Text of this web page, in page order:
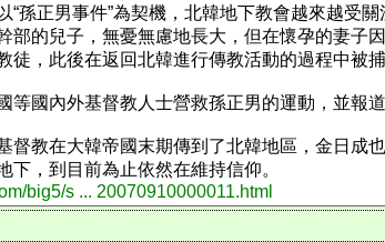
“孫正男事件”為契機，北韓地下教會越來越
部的兒子，無憂無慮地長大，但在懷孕的妻
徒，此後在返回北韓進行傳教活動的過程中被捕
等國內外基督教人士營救孫正男的運動，並報
督教在大韓帝國末期傳到了北韓地區，金日
下，到目前為止依然在維持信仰。
big5/s ... 20070910000011.html